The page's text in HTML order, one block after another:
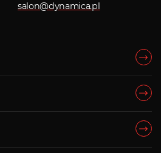
salon@dynamica.pl